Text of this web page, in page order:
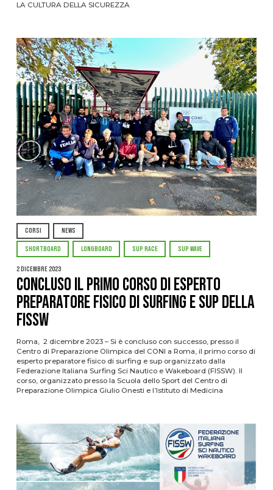
LA CULTURA DELLA SICUREZZA
CORSI NEWS
SHORTBOARD LONGBOARD SUP RACE SUP WAVE
2 Dicembre 2023
Concluso il primo Corso di esperto
Preparatore Fisico di surfing e sup della
FISSW
Roma, 2 dicembre 2023 – Si è concluso con successo, presso il
Centro di Preparazione Olimpica del CONI a Roma, il primo corso di
esperto preparatore fisico di surfing e sup organizzato dalla
Federazione Italiana Surfing Sci Nautico e Wakeboard (FISSW). Il
corso, organizzato presso la Scuola dello Sport del Centro di
Preparazione Olimpica Giulio Onesti e l’Istituto di Medicina